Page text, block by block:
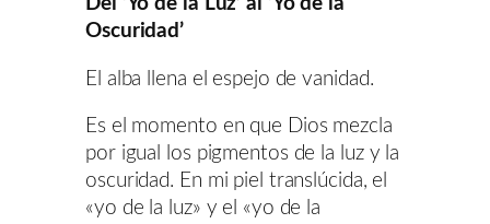
Oscuridad’
El alba llena el espejo de vanidad.
Es el momento en que Dios mezcla
por igual los pigmentos de la luz y la
oscuridad. En mi piel translúcida, el
«yo de la luz» y el «yo de la